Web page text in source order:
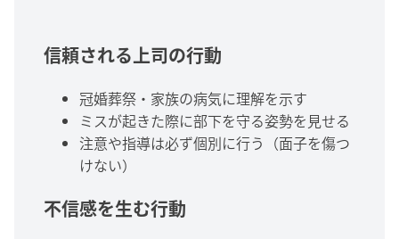
信頼される上司の行動
冠婚葬祭・家族の病気に理解を示す
ミスが起きた際に部下を守る姿勢を見せる
注意や指導は必ず個別に行う（面子を傷つ
けない）
不信感を生む行動